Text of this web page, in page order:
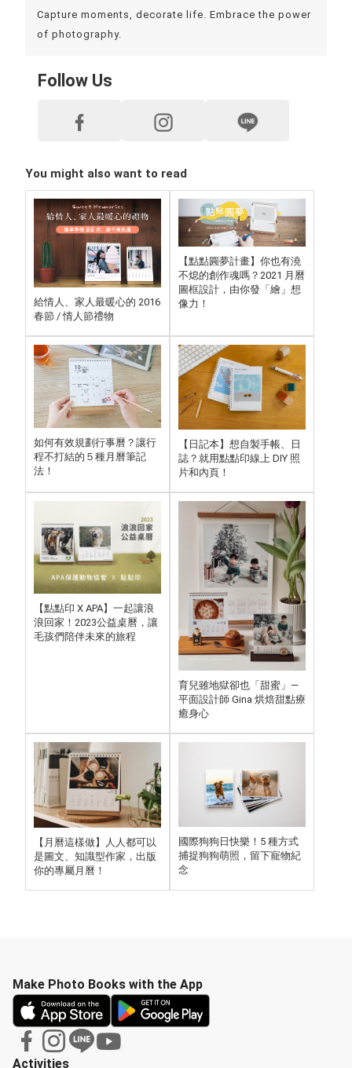
Capture moments, decorate life. Embrace the power
of photography.
Follow Us
You might also want to read
給情人、家人最暖心的 2016
春節 / 情人節禮物
【點點圓夢計畫】你也有澆
不熄的創作魂嗎？2021 月曆
圖框設計，由你發「繪」想
像力！
如何有效規劃行事曆？讓行
程不打結的５種月曆筆記
法！
【日記本】想自製手帳、日
誌？就用點點印線上 DIY 照
片和內頁！
【點點印 X APA】一起讓浪
浪回家！2023公益桌曆，讓
毛孩們陪伴未來的旅程
育兒雖地獄卻也「甜蜜」—
平面設計師 Gina 烘焙甜點療
癒身心
【月曆這樣做】人人都可以
是圖文、知識型作家，出版
你的專屬月曆！
國際狗狗日快樂！5 種方式
捕捉狗狗萌照，留下寵物紀
念
Activities
Make Photo Books with the App